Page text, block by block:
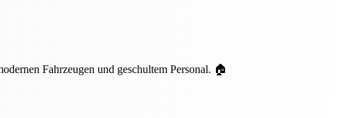
Fahrzeugen und geschultem Personal. 🏠